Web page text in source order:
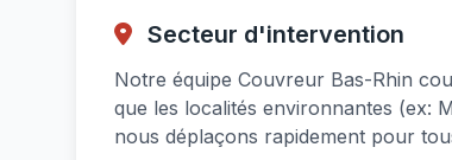
Secteur d'intervention
Notre équipe Couvreur Bas-Rhin
que les localités environnantes (ex:
nous déplaçons rapidement pour